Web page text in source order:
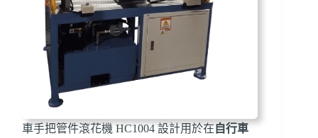
車手把管件滾花機 HC1004 設計用於在 自行車